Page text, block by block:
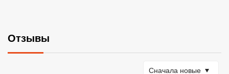
Отзывы
Сортировать по
Сначала новые